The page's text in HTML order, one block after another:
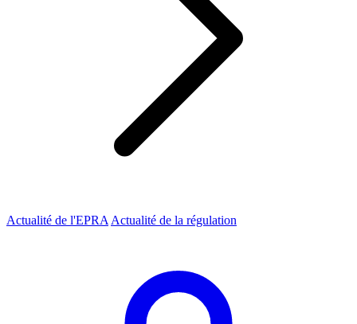
Actualité de l'EPRA Actualité de la régulation